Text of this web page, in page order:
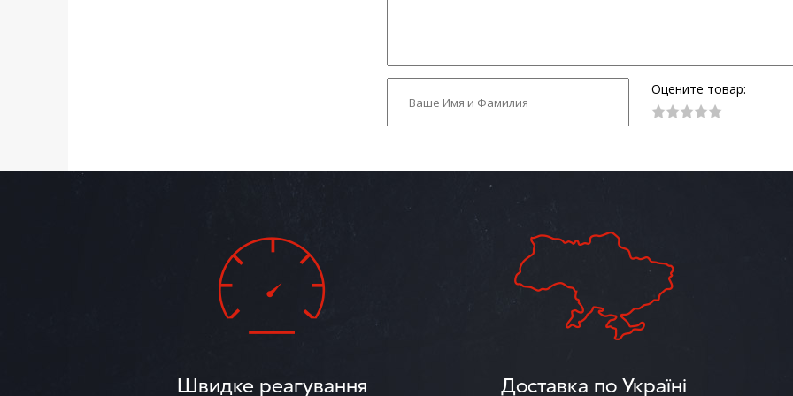
Оцените товар:
Швидке реагування Доставка по Україні